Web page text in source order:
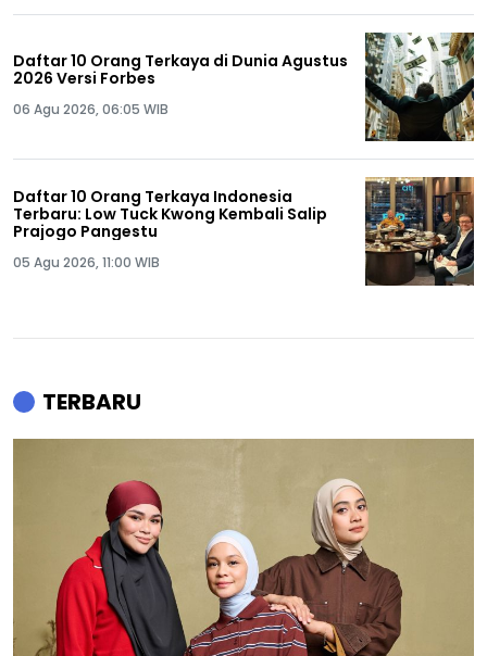
Daftar 10 Orang Terkaya di Dunia Agustus
2026 Versi Forbes
06 Agu 2026, 06:05 WIB
Daftar 10 Orang Terkaya Indonesia
Terbaru: Low Tuck Kwong Kembali Salip
Prajogo Pangestu
05 Agu 2026, 11:00 WIB
TERBARU